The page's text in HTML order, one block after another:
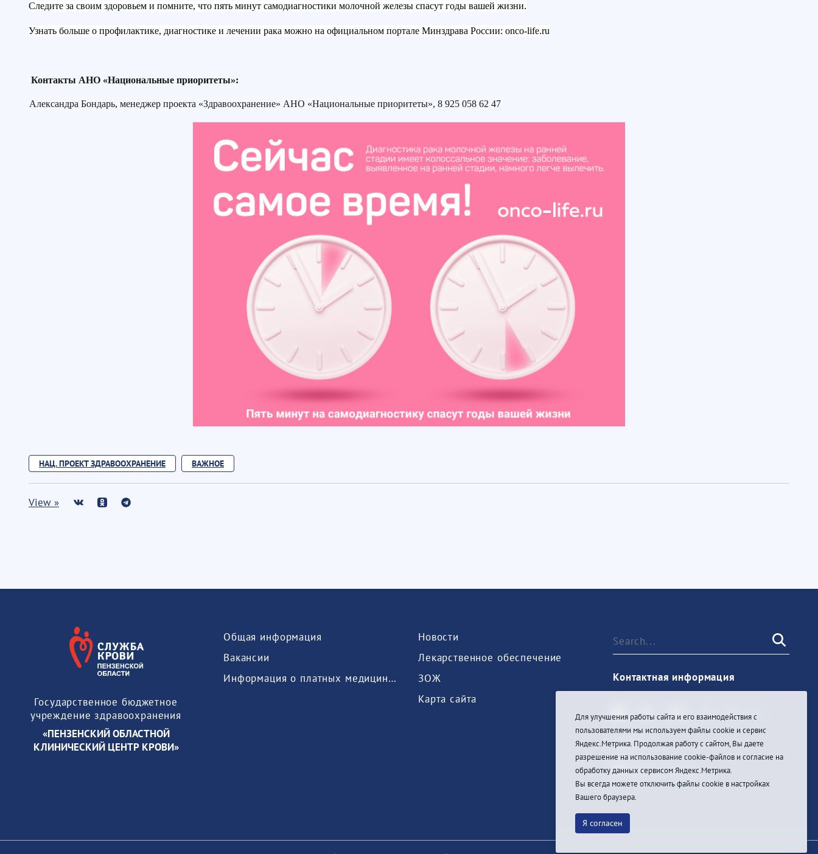
Следите за своим здоровьем и помните, что пять минут самодиагностики молочной железы спасут годы вашей жизни.
Узнать больше о профилактике, диагностике и лечении рака можно на официальном портале Минздрава России: onco-life.ru
Контакты АНО «Национальные приоритеты»:
Александра Бондарь, менеджер проекта «Здравоохранение» АНО «Национальные приоритеты», 8 925 058 62 47
НАЦ. ПРОЕКТ ЗДРАВООХРАНЕНИЕ ВАЖНОЕ
View »
Государственное бюджетное
учреждение здравоохранения
«ПЕНЗЕНСКИЙ ОБЛАСТНОЙ
КЛИНИЧЕСКИЙ ЦЕНТР КРОВИ»
Общая информация
Вакансии
Информация о платных медицинских услугах, предоставляемых медицинской организацией
Новости
Лекарственное обеспечение
ЗОЖ
Карта сайта
Контактная информация
Sign In
Для улучшения работы сайта и его взаимодействия с
пользователями мы используем файлы cookie и сервис
Яндекс.Метрика. Продолжая работу с сайтом, Вы даете
разрешение на использование cookie-файлов и согласие на
обработку данных сервисом Яндекс.Метрика.
Вы всегда можете отключить файлы cookie в настройках
Вашего браузера.
Я согласен